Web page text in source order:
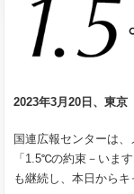
2023年3月20日、東京
国連広報センターは
「1.5℃の約束－いま
も継続し、本日からキ